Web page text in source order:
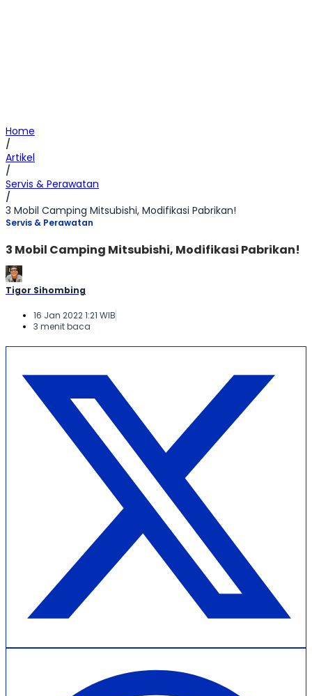
Home
/
Artikel
/
Servis & Perawatan
/
3 Mobil Camping Mitsubishi, Modifikasi Pabrikan!
Servis & Perawatan
3 Mobil Camping Mitsubishi, Modifikasi Pabrikan!
Tigor Sihombing
16 Jan 2022 1:21 WIB
3 menit baca